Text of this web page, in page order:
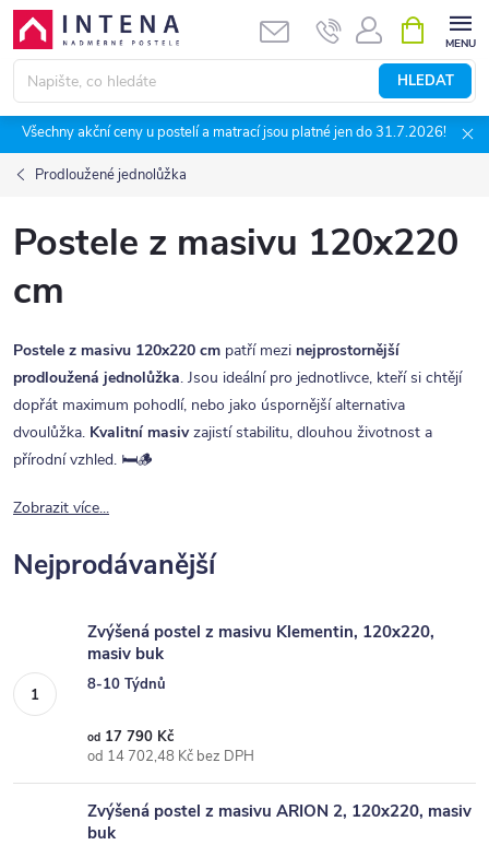
Přejít
obsah
HLEDAT
NÁKUPNÍ
KOŠÍK
Všechny akční ceny u postelí a matrací jsou platné jen do 31.7.2026!
Prodloužené jednolůžka
Postele z masivu 120x220
cm
Postele z masivu 120x220 cm patří mezi nejprostornější
prodloužená jednolůžka. Jsou ideální pro jednotlivce, kteří si chtějí
dopřát maximum pohodlí, nebo jako úspornější alternativa
dvoulůžka. Kvalitní masivzajistí stabilitu, dlouhou životnost a
přírodní vzhled. 🛏️🪵
Zobrazit více...
Nejprodávanější
Zvýšená postel z masivu Klementin, 120x220,
masiv buk
8-10 Týdnů
od 17 790 Kč
od 14 702,48 Kč bez DPH
Zvýšená postel z masivu ARION 2, 120x220, masiv
buk